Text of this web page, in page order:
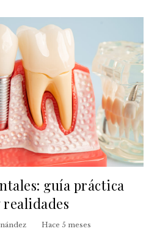
guía práctica
Hace 5 meses